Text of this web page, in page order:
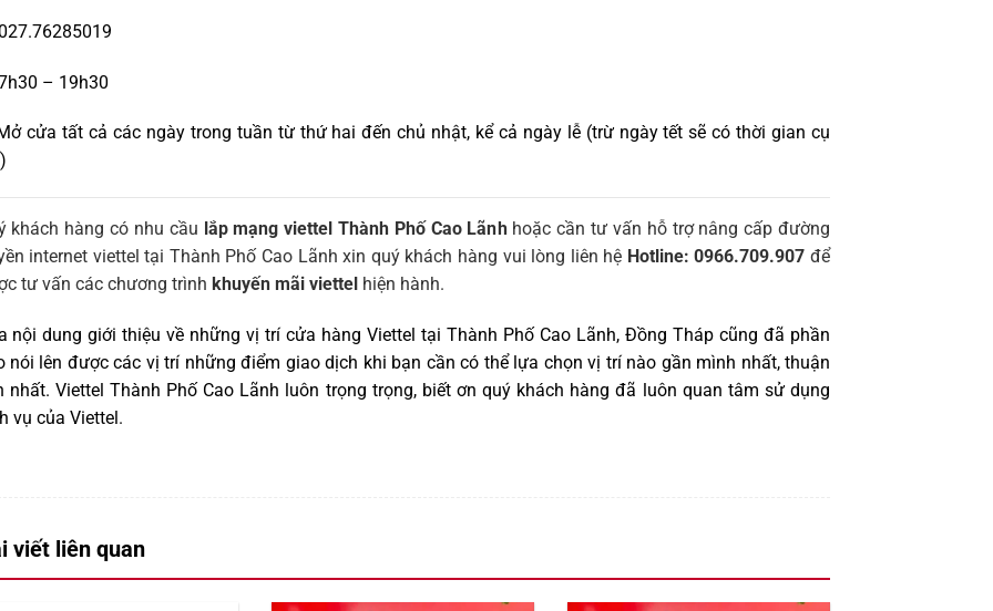
– 19h30
cửa tất cả các ngày trong tuần từ thứ hai đến chủ nhật, kể cả ngày lễ (trừ ngày tết sẽ có thời gian cụ
khách hàng có nhu cầu lắp mạng viettel Thành Phố Cao Lãnhhoặc cần tư vấn hỗ trợ nâng cấp đường
internet viettel tại Thành Phố Cao Lãnh xin quý khách hàng vui lòng liên hệ Hotline: 0966.709.907 để
tư vấn các chương trình khuyến mãi viettel hiện hành.
nội dung giới thiệu về những vị trí cửa hàng Viettel tại Thành Phố Cao Lãnh, Đồng Tháp cũng đã phần
nói lên được các vị trí những điểm giao dịch khi bạn cần có thể lựa chọn vị trí nào gần mình nhất, thuận
nhất. Viettel Thành Phố Cao Lãnh luôn trọng trọng, biết ơn quý khách hàng đã luôn quan tâm sử dụng
vụ của Viettel.
viết liên quan